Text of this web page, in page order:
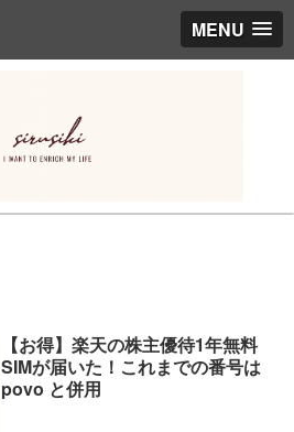
MENU
【お得】楽天の株主優待1年無料
SIMが届いた！これまでの番号は
povo と併用